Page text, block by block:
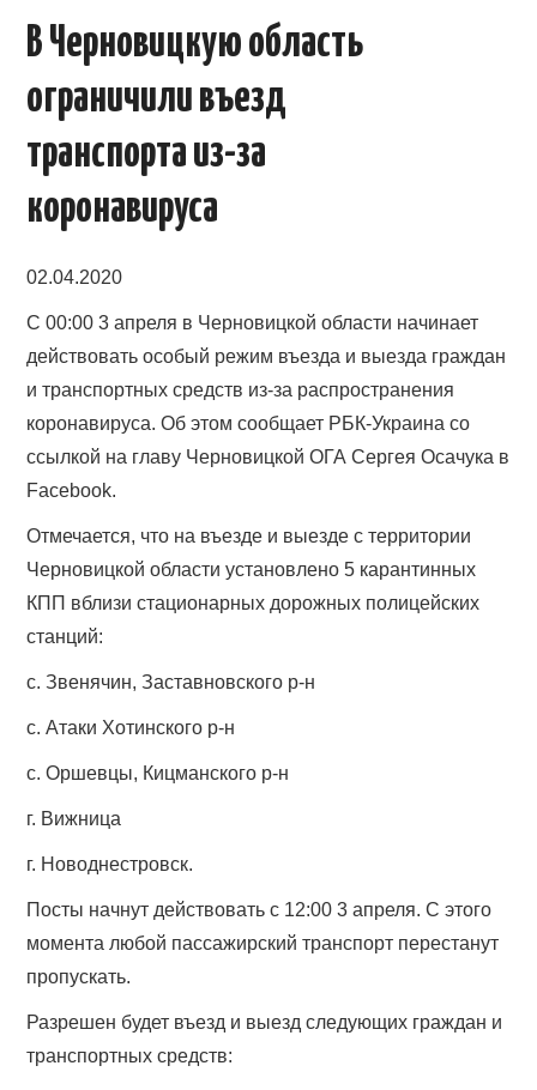
В Черновицкую область
ограничили въезд
транспорта из-за
коронавируса
02.04.2020
С 00:00 3 апреля в Черновицкой области начинает
действовать особый режим въезда и выезда граждан
и транспортных средств из-за распространения
коронавируса. Об этом сообщает РБК-Украина со
ссылкой на главу Черновицкой ОГА Сергея Осачука в
Facebook.
Отмечается, что на въезде и выезде с территории
Черновицкой области установлено 5 карантинных
КПП вблизи стационарных дорожных полицейских
станций:
с. Звенячин, Заставновского р-н
с. Атаки Хотинского р-н
с. Оршевцы, Кицманского р-н
г. Вижница
г. Новоднестровск.
Посты начнут действовать с 12:00 3 апреля. С этого
момента любой пассажирский транспорт перестанут
пропускать.
Разрешен будет въезд и выезд следующих граждан и
транспортных средств: